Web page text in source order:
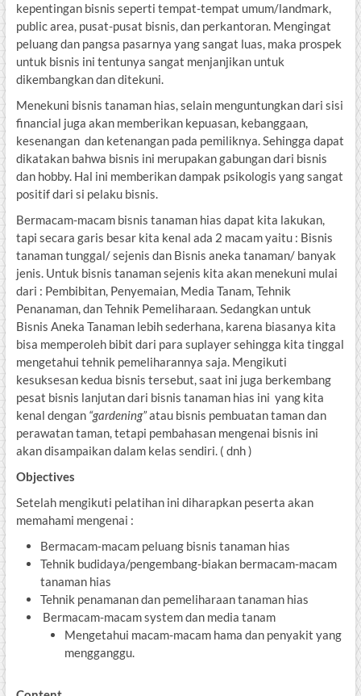
kepentingan bisnis seperti tempat-tempat umum/landmark,
public area, pusat-pusat bisnis, dan perkantoran. Mengingat
peluang dan pangsa pasarnya yang sangat luas, maka prospek
untuk bisnis ini tentunya sangat menjanjikan untuk
dikembangkan dan ditekuni.
Menekuni bisnis tanaman hias, selain menguntungkan dari sisi
financial juga akan memberikan kepuasan, kebanggaan,
kesenangan dan ketenangan pada pemiliknya. Sehingga dapat
dikatakan bahwa bisnis ini merupakan gabungan dari bisnis
dan hobby. Hal ini memberikan dampak psikologis yang sangat
positif dari si pelaku bisnis.
Bermacam-macam bisnis tanaman hias dapat kita lakukan,
tapi secara garis besar kita kenal ada 2 macam yaitu : Bisnis
tanaman tunggal/ sejenis dan Bisnis aneka tanaman/ banyak
jenis. Untuk bisnis tanaman sejenis kita akan menekuni mulai
dari : Pembibitan, Penyemaian, Media Tanam, Tehnik
Penanaman, dan Tehnik Pemeliharaan. Sedangkan untuk
Bisnis Aneka Tanaman lebih sederhana, karena biasanya kita
bisa memperoleh bibit dari para suplayer sehingga kita tinggal
mengetahui tehnik pemeliharannya saja. Mengikuti
kesuksesan kedua bisnis tersebut, saat ini juga berkembang
pesat bisnis lanjutan dari bisnis tanaman hias ini yang kita
kenal dengan “gardening”atau bisnis pembuatan taman dan
perawatan taman, tetapi pembahasan mengenai bisnis ini
akan disampaikan dalam kelas sendiri. ( dnh )
Objectives
Setelah mengikuti pelatihan ini diharapkan peserta akan
memahami mengenai :
Bermacam-macam peluang bisnis tanaman hias
Tehnik budidaya/pengembang-biakan bermacam-macam
tanaman hias
Tehnik penamanan dan pemeliharaan tanaman hias
Bermacam-macam system dan media tanam
Mengetahui macam-macam hama dan penyakit yang
mengganggu.